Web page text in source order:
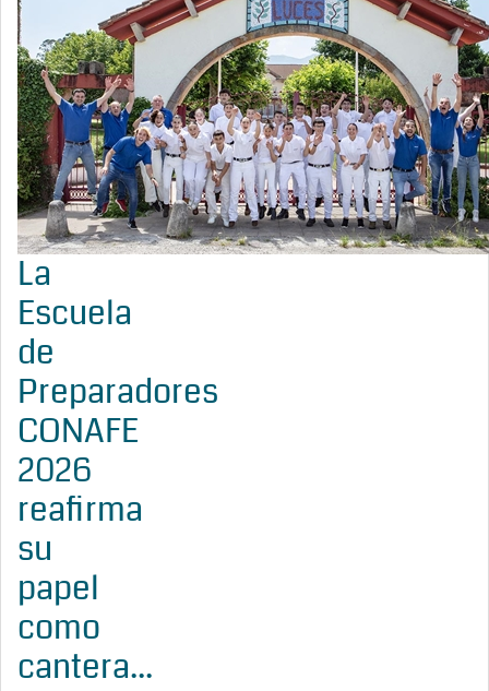
La
Escuela
de
Preparadores
CONAFE
2026
reafirma
su
papel
como
cantera...